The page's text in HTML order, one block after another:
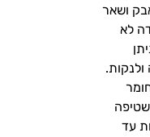
ושאר
לא
בין 24 ל-48 שעות עד